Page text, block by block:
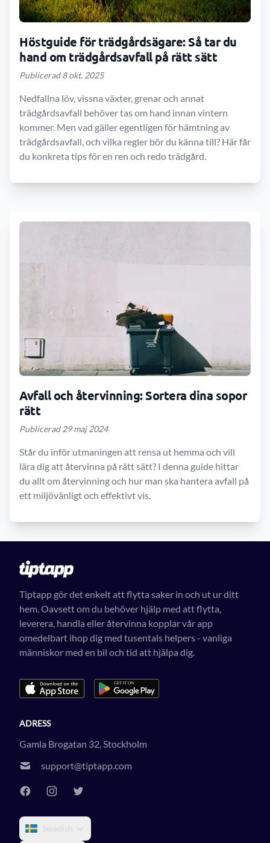
Höstguide för trädgårdsägare: Så tar du
hand om trädgårdsavfall på rätt sätt
Publicerad 8 okt. 2025
Nedfallna löv, vissna växter, grenar och annat
trädgårdsavfall behöver tas om hand innan vintern
kommer. Men vad gäller egentligen för hämtning av
trädgårdsavfall, och vilka regler bör du känna till? Här får
du konkreta tips för en ren och redo trädgård.
Avfall och återvinning: Sortera dina sopor
rätt
Publicerad 29 maj 2024
Står du inför utmaningen att rensa ut hemma och vill
lära dig att återvinna på rätt sätt? I denna guide hittar
du allt om återvinning och hur man ska hantera avfall på
ett miljövänligt och effektivt vis.
Tiptapp gör det enkelt att flytta saker in och ut ur ditt
hem. Oavsett om du behöver hjälp med att flytta,
leverera, handla eller återvinna kopplar vår app
omedelbart ihop dig med tusentals helpers - vanliga
människor med en bil och tid att hjälpa dig.
ADRESS
Gamla Brogatan 32, Stockholm
support@tiptapp.com
Swedish